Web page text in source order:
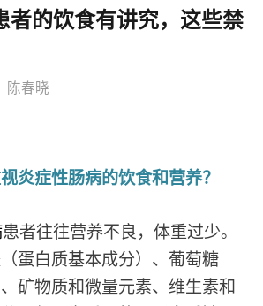
者的饮食有讲究，这些禁
陈春晓
炎症性肠病的饮食和营养？
患者往往营养不良，体重过少。
蛋白质基本成分）、葡萄糖
、矿物质和微量元素、维生素和